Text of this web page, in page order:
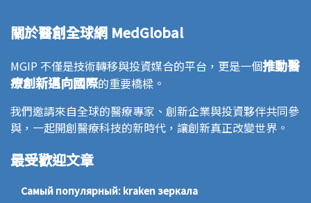
關於醫創全球網 MedGlobal
MGIP 不僅是技術轉移與投資媒合的平台，更是一個推動醫
療創新邁向國際的重要橋樑。
我們邀請來自全球的醫療專家、創新企業與投資夥伴共同參
與，一起開創醫療科技的新時代，讓創新真正改變世界。
最受歡迎文章
Самый популярный: kraken зеркала